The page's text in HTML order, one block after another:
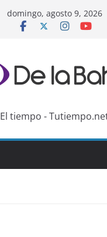
domingo, agosto 9, 2026
El tiempo -